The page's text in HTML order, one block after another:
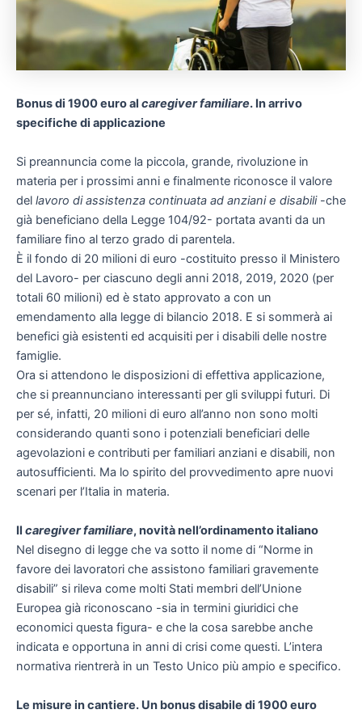
Bonus di 1900 euro al caregiver familiare. In arrivo
specifiche di applicazione
Si preannuncia come la piccola, grande, rivoluzione in
materia per i prossimi anni e finalmente riconosce il valore
del lavoro di assistenza continuata ad anziani e disabili-che
già beneficiano della Legge 104/92- portata avanti da un
familiare fino al terzo grado di parentela.
È il fondo di 20 milioni di euro -costituito presso il Ministero
del Lavoro- per ciascuno degli anni 2018, 2019, 2020 (per
totali 60 milioni) ed è stato approvato a con un
emendamento alla legge di bilancio 2018. E si sommerà ai
benefici già esistenti ed acquisiti per i disabili delle nostre
famiglie.
Ora si attendono le disposizioni di effettiva applicazione,
che si preannunciano interessanti per gli sviluppi futuri. Di
per sé, infatti, 20 milioni di euro all’anno non sono molti
considerando quanti sono i potenziali beneficiari delle
agevolazioni e contributi per familiari anziani e disabili, non
autosufficienti. Ma lo spirito del provvedimento apre nuovi
scenari per l’Italia in materia.
Il caregiver familiare, novità nell’ordinamento italiano
Nel disegno di legge che va sotto il nome di “Norme in
favore dei lavoratori che assistono familiari gravemente
disabili” si rileva come molti Stati membri dell’Unione
Europea già riconoscano -sia in termini giuridici che
economici questa figura- e che la cosa sarebbe anche
indicata e opportuna in anni di crisi come questi. L’intera
normativa rientrerà in un Testo Unico più ampio e specifico.
Le misure in cantiere. Un bonus disabile di 1900 euro